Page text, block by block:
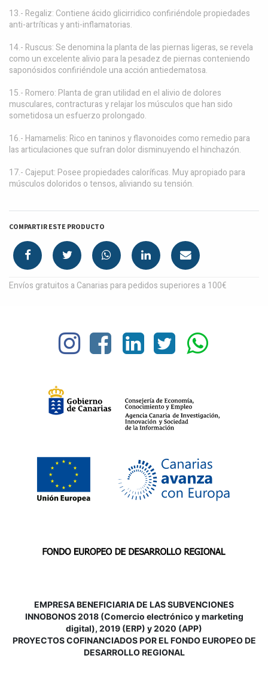
13.- Regaliz: Contiene ácido glicirridico confiriéndole propiedades
anti-artríticas y anti-inflamatorias.
14.- Ruscus: Se denomina la planta de las piernas ligeras, se revela
como un excelente alivio para la pesadez de piernas conteniendo
saponósidos confiriéndole una acción antiedematosa.
15.- Romero: Planta de gran utilidad en el alivio de dolores
musculares, contracturas y relajar los músculos que han sido
sometidosa un esfuerzo prolongado.
16.- Hamamelis: Rico en taninos y flavonoides como remedio para
las articulaciones que sufran dolor disminuyendo el hinchazón.
17.- Cajeput: Posee propiedades caloríficas. Muy apropiado para
músculos doloridos o tensos, aliviando su tensión.
COMPARTIR ESTE PRODUCTO
Envíos gratuitos a Canarias para pedidos superiores a 100€
EMPRESA BENEFICIARIA DE LAS SUBVENCIONES
INNOBONOS 2018 (Comercio electrónico y marketing
digital), 2019 (ERP) y 2020 (APP)
PROYECTOS COFINANCIADOS POR EL FONDO EUROPEO DE
DESARROLLO REGIONAL